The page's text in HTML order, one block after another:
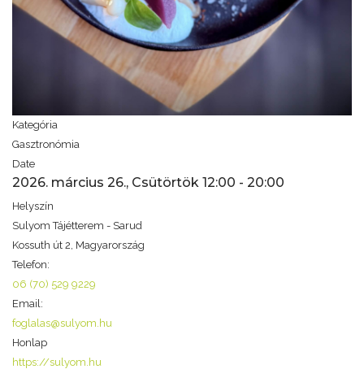
Kategória
Gasztronómia
Date
2026. március 26., Csütörtök 12:00 - 20:00
Helyszín
Sulyom Tájétterem - Sarud
Kossuth út 2, Magyarország
Telefon:
06 (70) 529 9229
Email:
foglalas@sulyom.hu
Honlap
https://sulyom.hu